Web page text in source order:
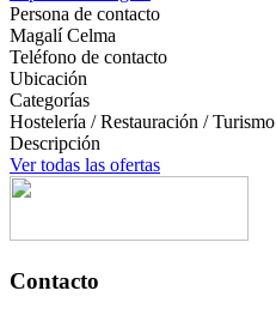
Persona de contacto
Magalí Celma
Teléfono de contacto
Ubicación
Categorías
Hostelería / Restauración / Turismo
Descripción
Ver todas las ofertas
Contacto